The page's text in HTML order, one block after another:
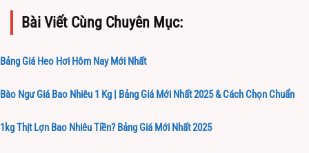
Bài Viết Cùng Chuyên Mục:
Bảng Giá Heo Hơi Hôm Nay Mới Nhất
Bào Ngư Giá Bao Nhiêu 1 Kg | Bảng Giá Mới Nhất 2025 & Cách Chọn Chuẩn
1kg Thịt Lợn Bao Nhiêu Tiền? Bảng Giá Mới Nhất 2025